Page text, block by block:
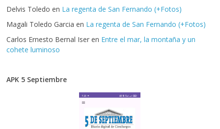
Delvis Toledo en La regenta de San Fernando (+Fotos)
Magali Toledo Garcia en La regenta de San Fernando (+Fotos)
Carlos Ernesto Bernal Iser en Entre el mar, la montaña y un
cohete luminoso
APK 5 Septiembre